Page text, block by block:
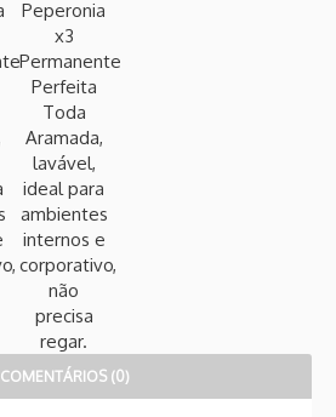
COMENTÁRIOS (0)